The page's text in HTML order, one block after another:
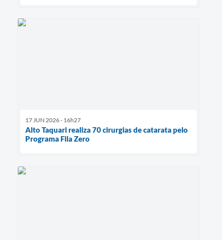
17 JUN 2026 - 16h27
Alto Taquari realiza 70 cirurgias de catarata pelo
Programa Fila Zero